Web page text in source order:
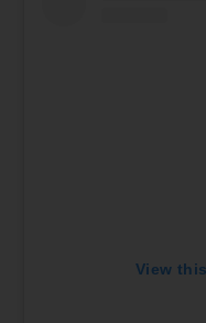
View